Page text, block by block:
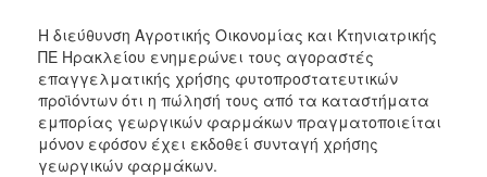
ΠΟΛΙΤΙΣΜΟΣ
ΑΝΘΕΚΤΙΚΗ
ΠΟΛΗ
Η διεύθυνση Αγροτικής Οικονομίας και Κτηνιατρικής
ΠΕ Ηρακλείου ενημερώνει τους αγοραστές
επαγγελματικής χρήσης φυτοπροστατευτικών
προϊόντων ότι η πώλησή τους από τα καταστήματα
εμπορίας γεωργικών φαρμάκων πραγματοποιείται
μόνον εφόσον έχει εκδοθεί συνταγή χρήσης
γεωργικών φαρμάκων.